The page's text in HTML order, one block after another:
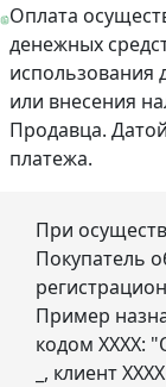
Оплата
денежных
использования
или внесения
Продавца.
платежа.
При
Покупатель
Пример
кодом ХХХХ:
_, клиент ХХХХ